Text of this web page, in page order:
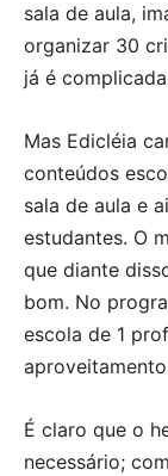
sala de aula,
organizar 30
já é
Mas Edicléia
conteúdos
sala de aula e
estudantes. O
que diante
bom. No
escola de 1
É claro que o
necessário;